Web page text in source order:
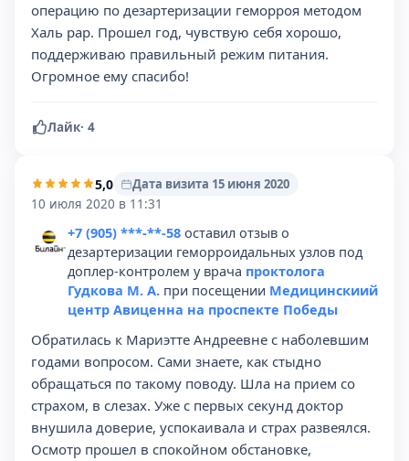
операцию по дезартеризации геморроя методом
Халь рар. Прошел год, чувствую себя хорошо,
поддерживаю правильный режим питания.
Огромное ему спасибо!
Лайк· 4
5,0
Дата визита 15 июня 2020
10 июля 2020 в 11:31
+7 (905) ***-**-58 оставил отзыв о
дезартеризации геморроидальных узлов под
доплер-контролем у врача проктолога
Гудкова М. А. при посещении Медицинскиий
центр Авиценна на проспекте Победы
Обратилась к Мариэтте Андреевне с наболевшим
годами вопросом. Сами знаете, как стыдно
обращаться по такому поводу. Шла на прием со
страхом, в слезах. Уже с первых секунд доктор
внушила доверие, успокаивала и страх развеялся.
Осмотр прошел в спокойном обстановке,